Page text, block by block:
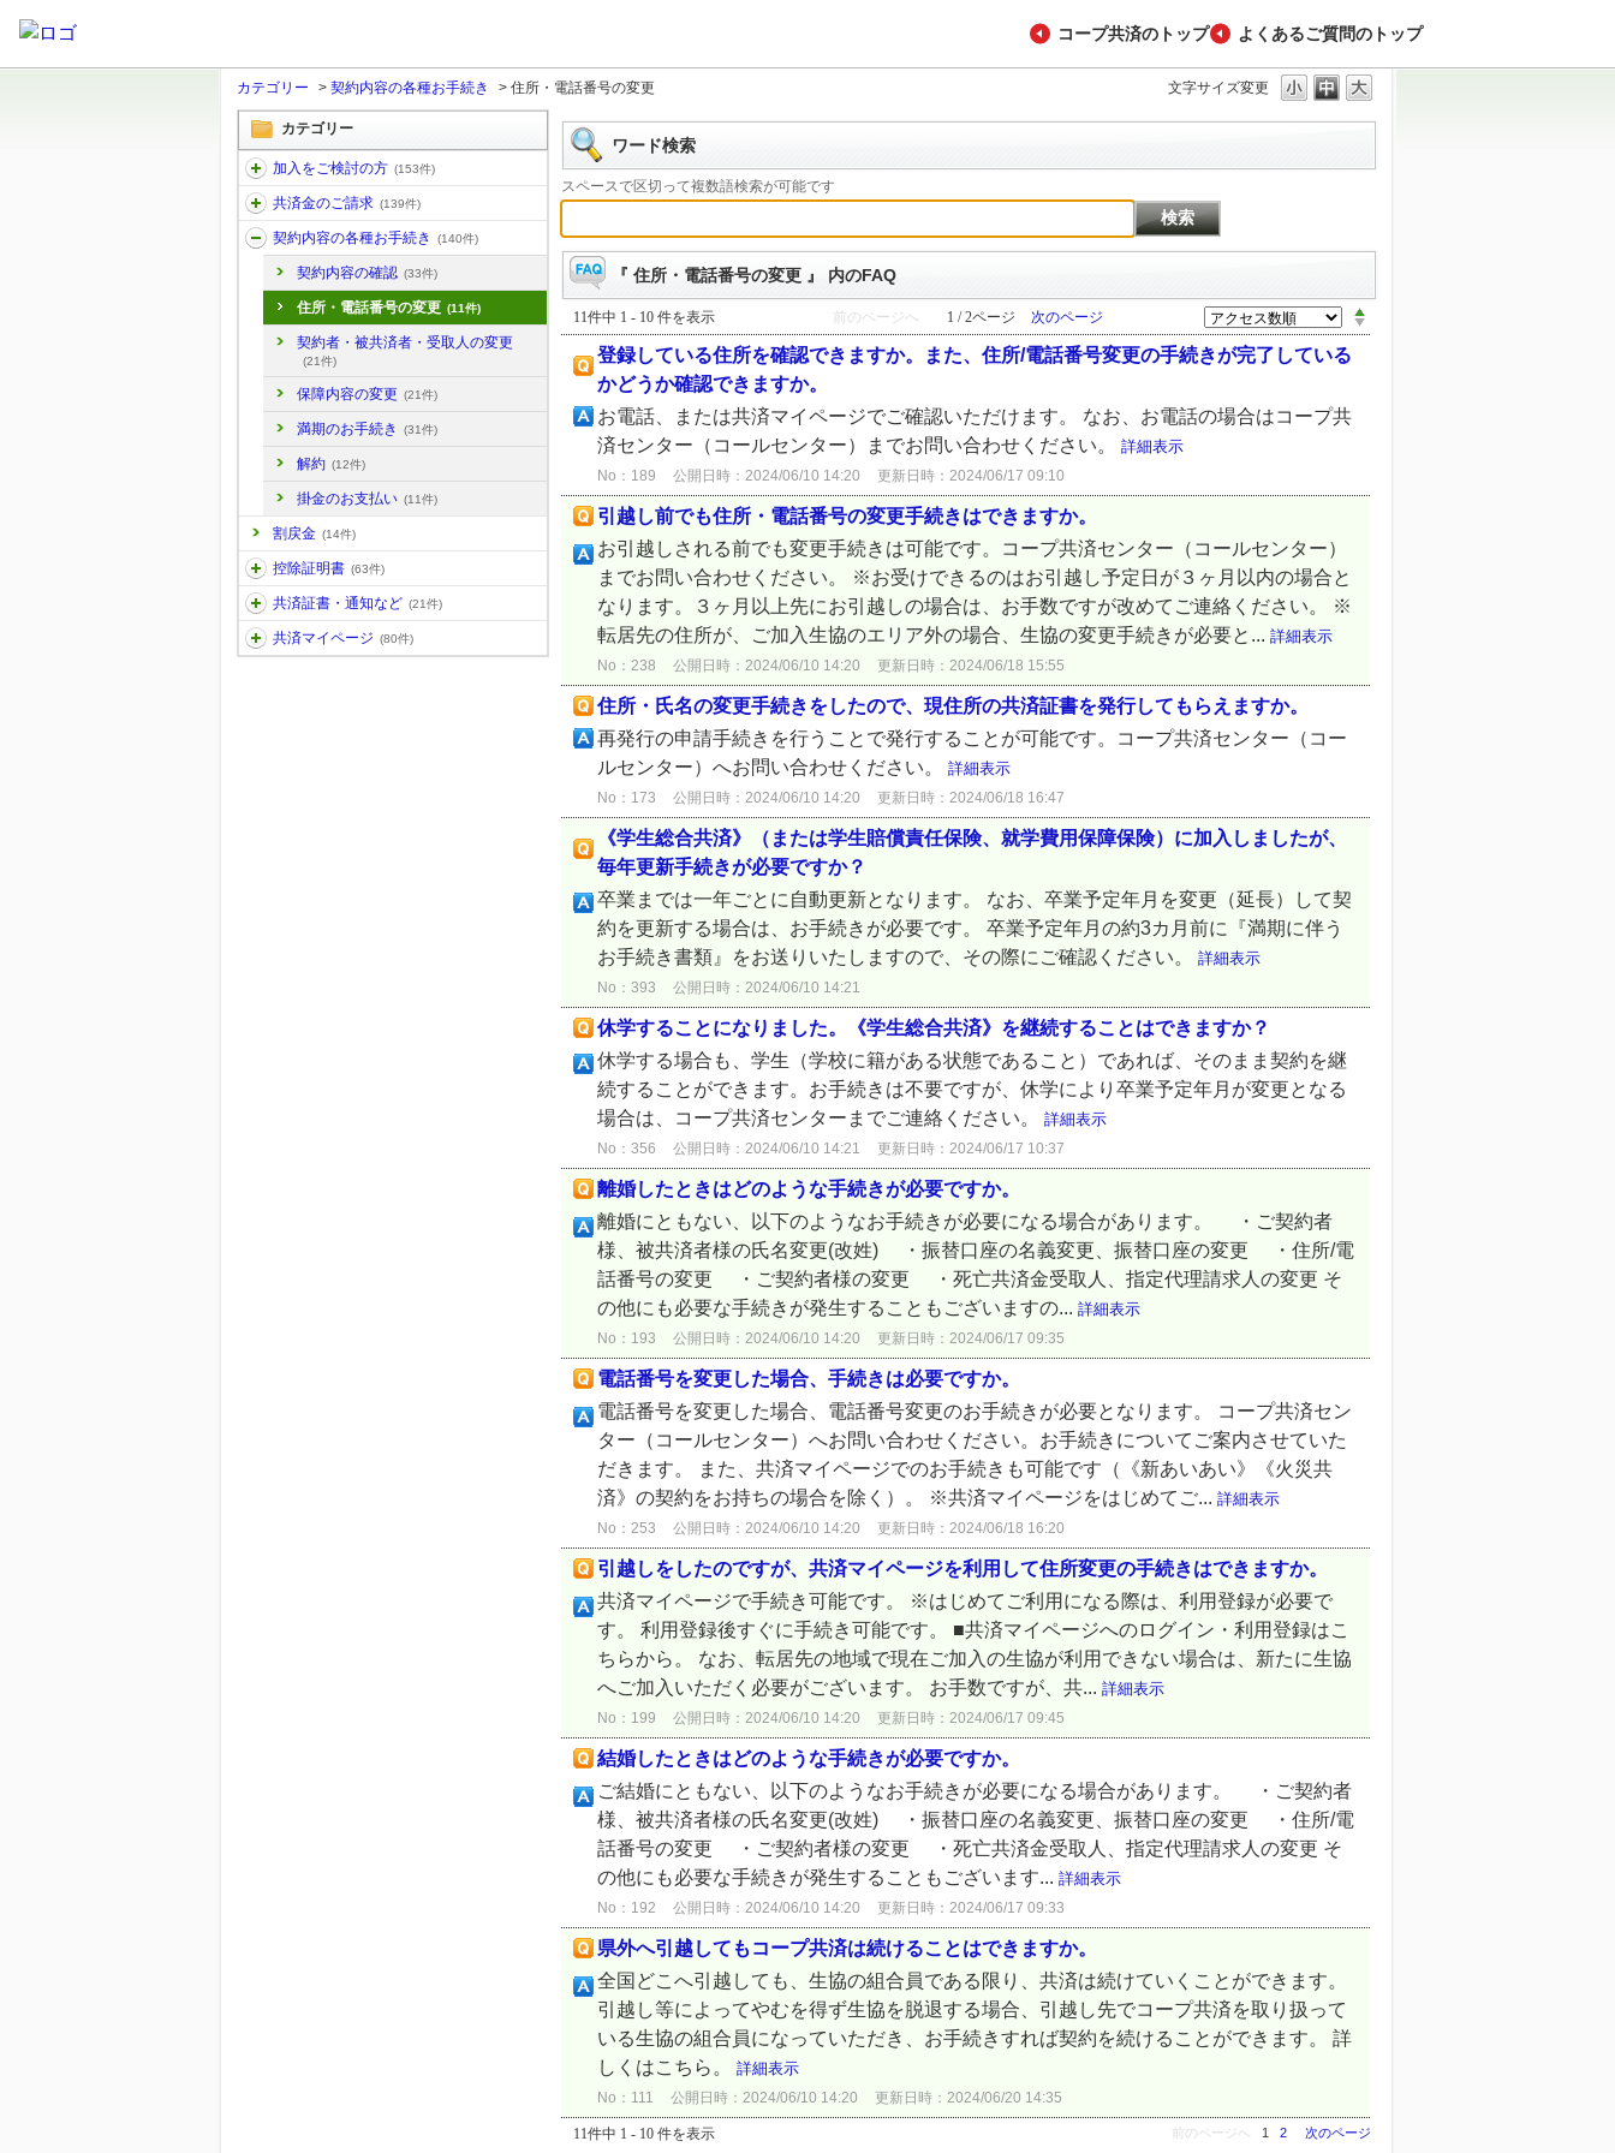
コープ共済のトップ よくあるご質問のトップ
文字サイズ変更
カテゴリー > 契約内容の各種お手続き > 住所・電話番号の変更
カテゴリー
加入をご検討の方 (153件)
共済金のご請求 (139件)
契約内容の各種お手続き (140件)
契約内容の確認 (33件)
住所・電話番号の変更 (11件)
契約者・被共済者・受取人の変更
(21件)
保障内容の変更 (21件)
満期のお手続き (31件)
解約 (12件)
掛金のお支払い (11件)
割戻金 (14件)
控除証明書 (63件)
共済証書・通知など (21件)
共済マイページ (80件)
ワード検索
スペースで区切って複数語検索が可能です
『 住所・電話番号の変更 』 内のFAQ
11件中 1 - 10 件を表示 前のページへ 1 / 2ページ 次のページ
登録している住所を確認できますか。また、住所/電話番号変更の手続きが完了している
かどうか確認できますか。
お電話、または共済マイページでご確認いただけます。 なお、お電話の場合はコープ共
済センター（コールセンター）までお問い合わせください。 詳細表示
No：189 公開日時：2024/06/10 14:20 更新日時：2024/06/17 09:10
引越し前でも住所・電話番号の変更手続きはできますか。
お引越しされる前でも変更手続きは可能です。コープ共済センター（コールセンター）
までお問い合わせください。 ※お受けできるのはお引越し予定日が３ヶ月以内の場合と
なります。３ヶ月以上先にお引越しの場合は、お手数ですが改めてご連絡ください。 ※
転居先の住所が、ご加入生協のエリア外の場合、生協の変更手続きが必要と... 詳細表示
No：238 公開日時：2024/06/10 14:20 更新日時：2024/06/18 15:55
住所・氏名の変更手続きをしたので、現住所の共済証書を発行してもらえますか。
再発行の申請手続きを行うことで発行することが可能です。コープ共済センター（コー
ルセンター）へお問い合わせください。 詳細表示
No：173 公開日時：2024/06/10 14:20 更新日時：2024/06/18 16:47
《学生総合共済》（または学生賠償責任保険、就学費用保障保険）に加入しましたが、
毎年更新手続きが必要ですか？
卒業までは一年ごとに自動更新となります。 なお、卒業予定年月を変更（延長）して契
約を更新する場合は、お手続きが必要です。 卒業予定年月の約3カ月前に『満期に伴う
お手続き書類』をお送りいたしますので、その際にご確認ください。 詳細表示
No：393 公開日時：2024/06/10 14:21
休学することになりました。《学生総合共済》を継続することはできますか？
休学する場合も、学生（学校に籍がある状態であること）であれば、そのまま契約を継
続することができます。お手続きは不要ですが、休学により卒業予定年月が変更となる
場合は、コープ共済センターまでご連絡ください。 詳細表示
No：356 公開日時：2024/06/10 14:21 更新日時：2024/06/17 10:37
離婚したときはどのような手続きが必要ですか。
離婚にともない、以下のようなお手続きが必要になる場合があります。 ・ご契約者
様、被共済者様の氏名変更(改姓) ・振替口座の名義変更、振替口座の変更 ・住所/電
話番号の変更 ・ご契約者様の変更 ・死亡共済金受取人、指定代理請求人の変更 そ
の他にも必要な手続きが発生することもございますの... 詳細表示
No：193 公開日時：2024/06/10 14:20 更新日時：2024/06/17 09:35
電話番号を変更した場合、手続きは必要ですか。
電話番号を変更した場合、電話番号変更のお手続きが必要となります。 コープ共済セン
ター（コールセンター）へお問い合わせください。お手続きについてご案内させていた
だきます。 また、共済マイページでのお手続きも可能です（《新あいあい》《火災共
済》の契約をお持ちの場合を除く）。 ※共済マイページをはじめてご... 詳細表示
No：253 公開日時：2024/06/10 14:20 更新日時：2024/06/18 16:20
引越しをしたのですが、共済マイページを利用して住所変更の手続きはできますか。
共済マイページで手続き可能です。 ※はじめてご利用になる際は、利用登録が必要で
す。 利用登録後すぐに手続き可能です。 ■共済マイページへのログイン・利用登録はこ
ちらから。 なお、転居先の地域で現在ご加入の生協が利用できない場合は、新たに生協
へご加入いただく必要がございます。 お手数ですが、共... 詳細表示
No：199 公開日時：2024/06/10 14:20 更新日時：2024/06/17 09:45
結婚したときはどのような手続きが必要ですか。
ご結婚にともない、以下のようなお手続きが必要になる場合があります。 ・ご契約者
様、被共済者様の氏名変更(改姓) ・振替口座の名義変更、振替口座の変更 ・住所/電
話番号の変更 ・ご契約者様の変更 ・死亡共済金受取人、指定代理請求人の変更 そ
の他にも必要な手続きが発生することもございます... 詳細表示
No：192 公開日時：2024/06/10 14:20 更新日時：2024/06/17 09:33
県外へ引越してもコープ共済は続けることはできますか。
全国どこへ引越しても、生協の組合員である限り、共済は続けていくことができます。
引越し等によってやむを得ず生協を脱退する場合、引越し先でコープ共済を取り扱って
いる生協の組合員になっていただき、お手続きすれば契約を続けることができます。 詳
しくはこちら。 詳細表示
No：111 公開日時：2024/06/10 14:20 更新日時：2024/06/20 14:35
11件中 1 - 10 件を表示 前のページへ 1 2 次のページ